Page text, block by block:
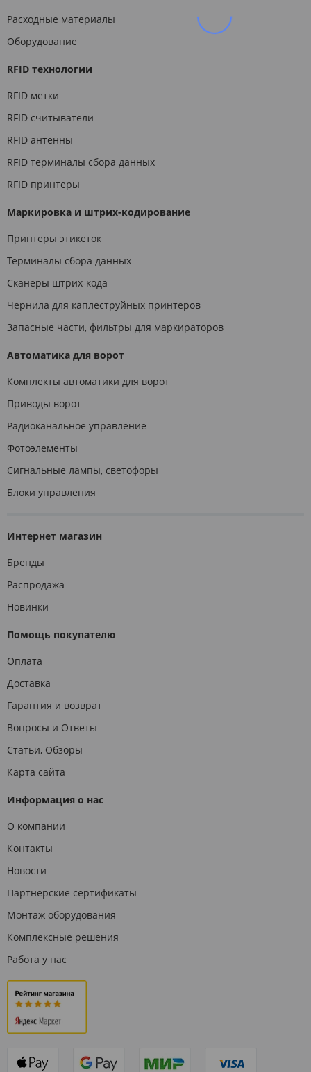
Расходные материалы
Оборудование
RFID технологии
RFID метки
RFID считыватели
RFID антенны
RFID терминалы сбора данных
RFID принтеры
Маркировка и штрих-кодирование
Принтеры этикеток
Терминалы сбора данных
Сканеры штрих-кода
Чернила для каплеструйных принтеров
Запасные части, фильтры для маркираторов
Автоматика для ворот
Комплекты автоматики для ворот
Приводы ворот
Радиоканальное управление
Фотоэлементы
Сигнальные лампы, светофоры
Блоки управления
Интернет магазин
Бренды
Распродажа
Новинки
Помощь покупателю
Оплата
Доставка
Гарантия и возврат
Вопросы и Ответы
Статьи, Обзоры
Карта сайта
Информация о нас
О компании
Контакты
Новости
Партнерские сертификаты
Монтаж оборудования
Комплексные решения
Работа у нас